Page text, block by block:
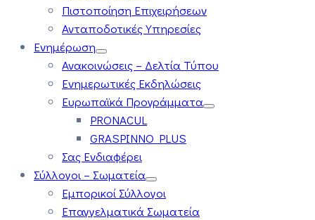
Πιστοποίηση Επιχειρήσεων
Ανταποδοτικές Υπηρεσίες
Ενημέρωση
Ανακοινώσεις – Δελτία Τύπου
Ενημερωτικές Εκδηλώσεις
Ευρωπαϊκά Προγράμματα
PRONACUL
GRASPINNO PLUS
Σας Ενδιαφέρει
Σύλλογοι – Σωματεία
Εμπορικοί Σύλλογοι
Επαγγελματικά Σωματεία